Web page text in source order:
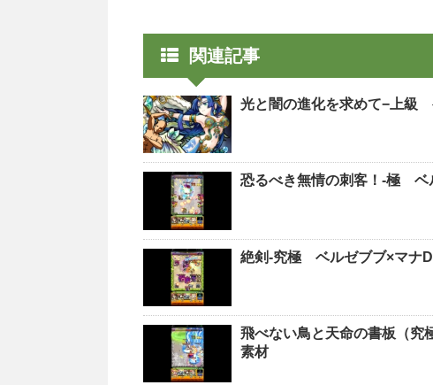
関連記事
光と闇の進化を求めて−上級
恐るべき無情の刺客！-極 ベ
絶剣-究極 ベルゼブブ×マナ
飛べない鳥と天命の書板（究
素材